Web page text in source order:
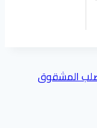
المشقوق